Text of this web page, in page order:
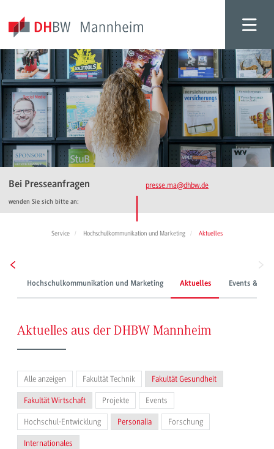
Bei Presseanfragen
wenden Sie sich bitte an:
presse.ma@dhbw.de
Service Hochschulkommunikation und Marketing Aktuelles
Hochschulkommunikation und Marketing Aktuelles Events &
Aktuelles aus der DHBW Mannheim
Alle anzeigen Fakultät Technik Fakultät Gesundheit
Fakultät Wirtschaft Projekte Events
Hochschul-Entwicklung Personalia Forschung
Internationales